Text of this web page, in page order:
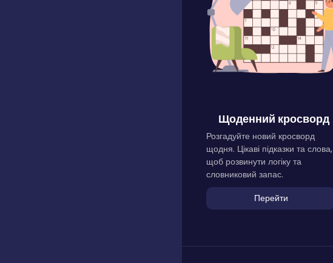
Щоденний кросворд
Розгадуйте новий кросворд
щодня. Цікаві підказки та слова,
щоб розвинути логіку та
словниковий запас.
Перейти